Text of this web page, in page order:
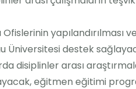
yapılandırılması
Üniversitesi destek
disiplinler arası
eğitmen eğitimi